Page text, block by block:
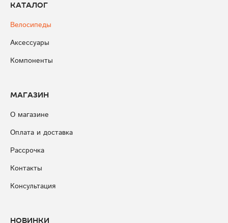
Каталог
Велосипеды
Аксессуары
Компоненты
Магазин
О магазине
Оплата и доставка
Рассрочка
Контакты
Консультация
Новинки